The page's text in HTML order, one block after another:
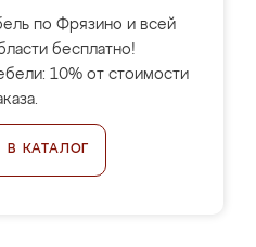
по Фрязино и всей
бесплатно!
10% от стоимости
В КАТАЛОГ